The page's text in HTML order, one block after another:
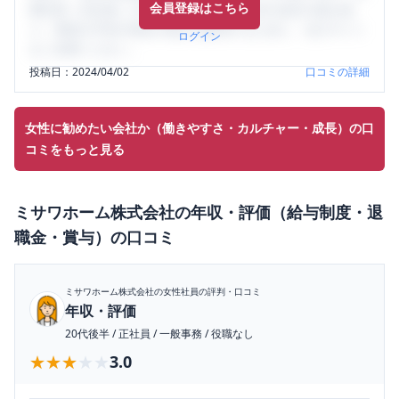
会員登録はこちら
ログイン
輩社員（元社員）の口コミを通して、本当の会社の姿を知
り、将来の不安や現在の悩みを解消するために、ぜひサイト
投稿日：2024/04/02 口コミの詳細
女性に勧めたい会社か（働きやすさ・カルチャー・成長）の口
コミをもっと見る
ミサワホーム株式会社の年収・評価（給与制度・退
職金・賞与） の口コミ
ミサワホーム株式会社の女性社員の評判・口コミ
年収・評価
20代後半/正社員 /一般事務 /役職なし
★★★★★
★★★★★ 3.0